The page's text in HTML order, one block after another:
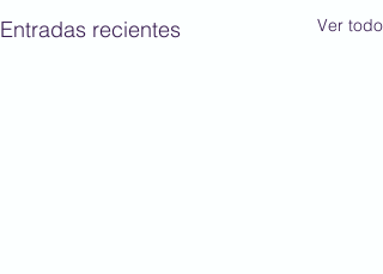
Entradas recientes Ver todo